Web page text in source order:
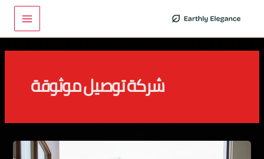
المحتوى
Main
Menu
شركة توصيل موثوقة